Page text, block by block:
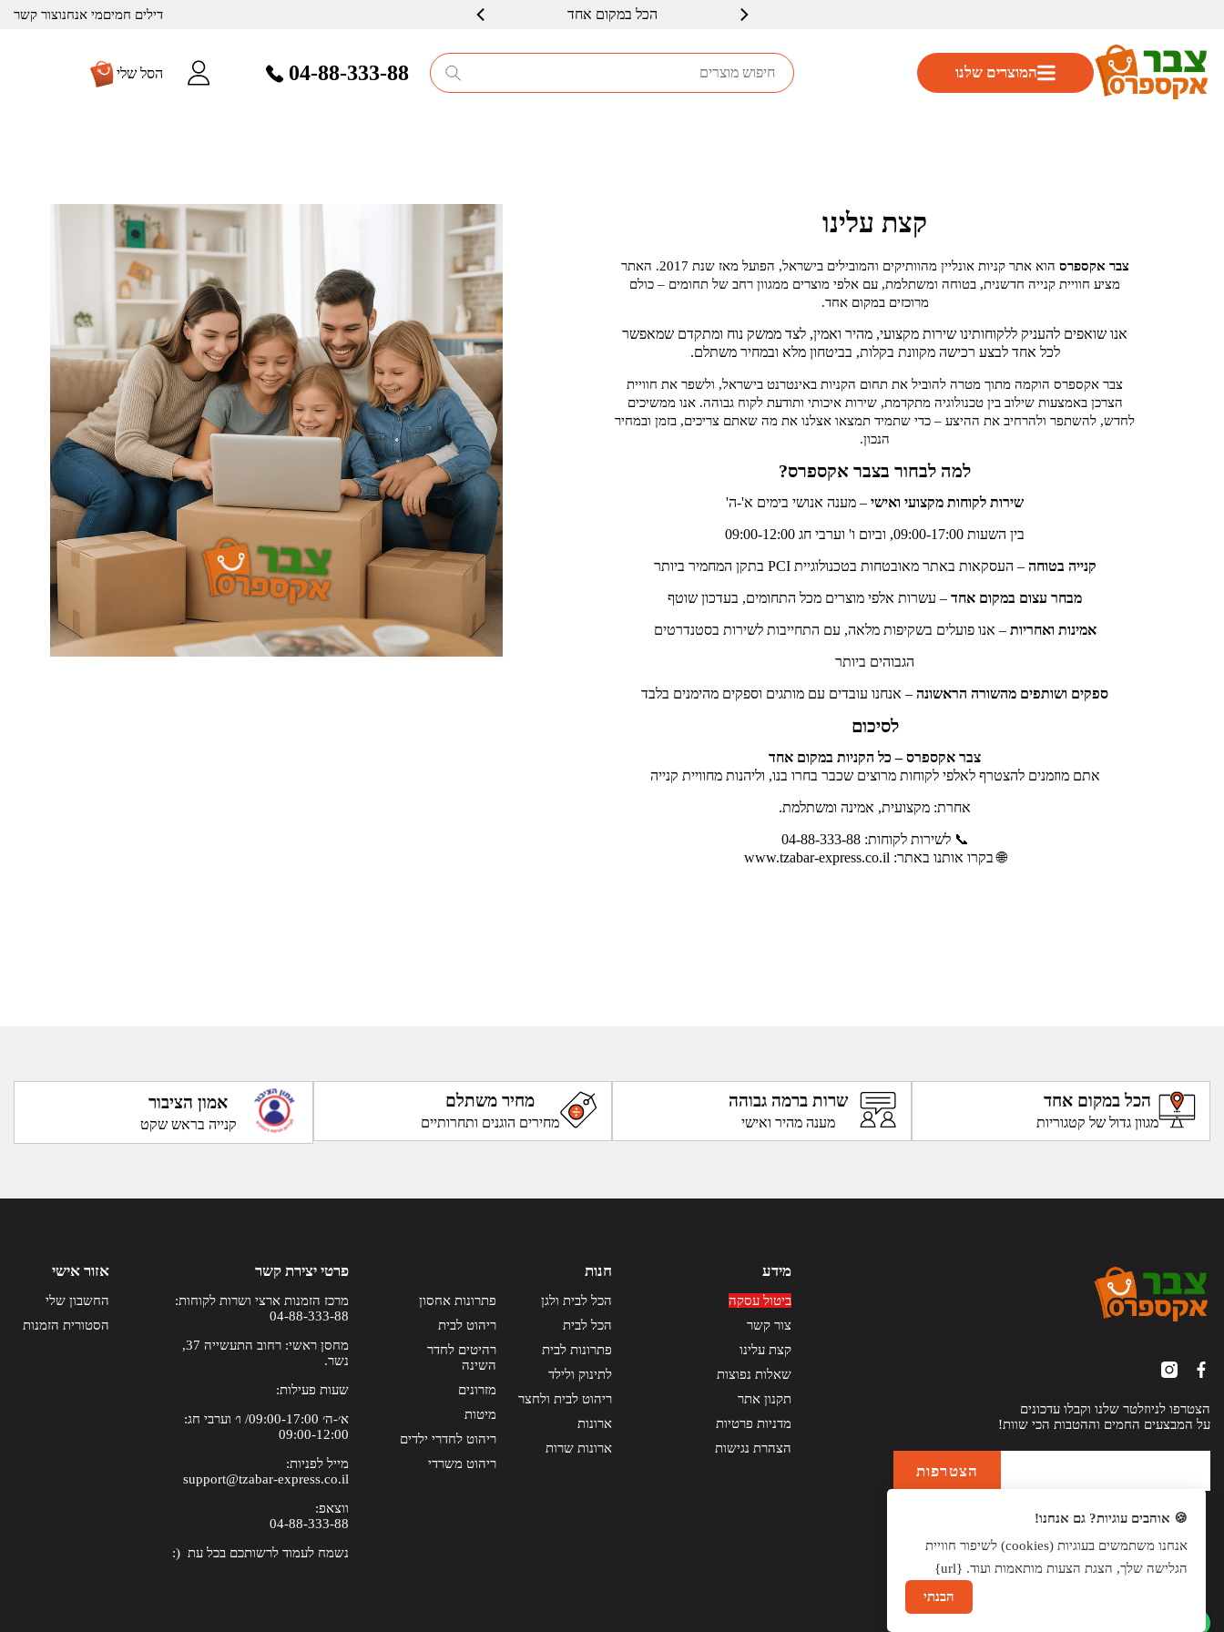
דילים חמיםמי אנחנוצור קשר הכל במקום אחד
04-88-333-88 הסל שלי המוצרים שלנו
קצת עלינו
צבר אקספרס
הוא אתר קניות אונליין מהוותיקים והמובילים בישראל, הפועל מאז שנת 2017. האתר
מציע חוויית קנייה חדשנית, בטוחה ומשתלמת, עם אלפי מוצרים ממגוון רחב של תחומים – כולם
מרוכזים במקום אחד.
אנו שואפים להעניק ללקוחותינו שירות מקצועי, מהיר ואמין, לצד ממשק נוח ומתקדם שמאפשר
לכל אחד לבצע רכישה מקוונת בקלות, בביטחון מלא ובמחיר משתלם.
צבר אקספרס הוקמה מתוך מטרה להוביל את תחום הקניות באינטרנט בישראל, ולשפר את חוויית
הצרכן באמצעות שילוב בין טכנולוגיה מתקדמת, שירות איכותי ותודעת לקוח גבוהה. אנו ממשיכים
לחדש, להשתפר ולהרחיב את ההיצע – כדי שתמיד תמצאו אצלנו את מה שאתם צריכים, בזמן ובמחיר
הנכון.
למה לבחור בצבר אקספרס?
שירות לקוחות מקצועי ואישי – מענה אנושי בימים א'-ה'
בין השעות 09:00-17:00, וביום ו' וערבי חג 09:00-12:00
קנייה בטוחה – העסקאות באתר מאובטחות בטכנולוגיית PCI בתקן המחמיר ביותר
מבחר עצום במקום אחד – עשרות אלפי מוצרים מכל התחומים, בעדכון שוטף
אמינות ואחריות – אנו פועלים בשקיפות מלאה, עם התחייבות לשירות בסטנדרטים
הגבוהים ביותר
ספקים ושותפים מהשורה הראשונה – אנחנו עובדים עם מותגים וספקים מהימנים בלבד
לסיכום
צבר אקספרס – כל הקניות במקום אחד
אתם מוזמנים להצטרף לאלפי לקוחות מרוצים שכבר בחרו בנו, וליהנות מחוויית קנייה
אחרת: מקצועית, אמינה ומשתלמת.
📞 לשירות לקוחות: 04-88-333-88
🌐 בקרו אותנו באתר: www.tzabar-express.co.il
הכל במקום אחד
מגוון גדול של קטגוריות
שרות ברמה גבוהה
מענה מהיר ואישי
מחיר משתלם
מחירים הוגנים ותחרותיים
אמון הציבור
קנייה בראש שקט
הצטרפו לניוזלטר שלנו וקבלו עדכונים
על המבצעים החמים וההטבות הכי שוות!
מידע
ביטול עסקה
צור קשר
קצת עלינו
שאלות נפוצות
תקנון אתר
מדניות פרטיות
הצהרת נגישות
חנות
הכל לבית ולגן
הכל לבית
פתרונות לבית
לתינוק ולילד
ריהוט לבית ולחצר
ארונות
ארונות שרות
פתרונות אחסון
ריהוט לבית
רהיטים לחדר
השינה
מזרונים
מיטות
ריהוט לחדרי ילדים
ריהוט משרדי
פרטי יצירת קשר
מרכז הזמנות ארצי ושרות לקוחות:
04-88-333-88
מחסן ראשי: רחוב התעשייה 37,
נשר.
שעות פעילות:
א׳-ה׳ 09:00-17:00/ ו׳ וערבי חג:
09:00-12:00
מייל לפניות:
support@tzabar-express.co.il
ווצאפ:
04-88-333-88
נשמח לעמוד לרשותכם בכל עת (:
אזור אישי
החשבון שלי
הסטורית הזמנות
🍪 אוהבים עוגיות? גם אנחנו!
אנחנו משתמשים בעוגיות (cookies) לשיפור חוויית
הגלישה שלך, הצגת הצעות מותאמות ועוד. {url}
הבנתי